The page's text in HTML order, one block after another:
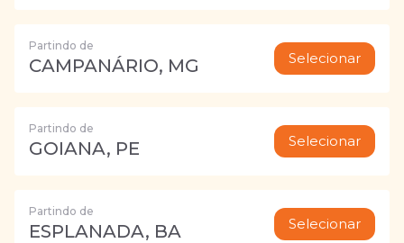
Partindo de
CAMPANÁRIO, MG Selecionar
Partindo de
GOIANA, PE Selecionar
Partindo de
ESPLANADA, BA Selecionar